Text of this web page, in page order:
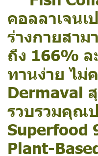
คอลลาเจน
ร่างกายสา
ถึง 166% ล
ทานง่าย ไม่
Dermaval
รวบรวมคุณ
Superfood
Plant-